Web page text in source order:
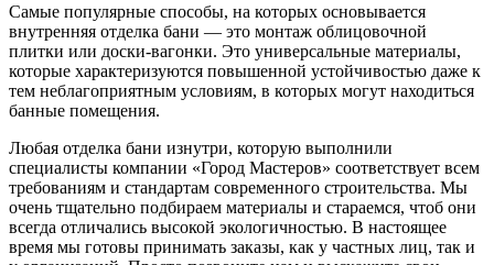
Самые популярные способы, на которых основывается
внутренняя отделка бани — это монтаж облицовочной
плитки или доски-вагонки. Это универсальные материалы,
которые характеризуются повышенной устойчивостью даже к
тем неблагоприятным условиям, в которых могут находиться
банные помещения.
Любая отделка бани изнутри, которую выполнили
специалисты компании «Город Мастеров» соответствует всем
требованиям и стандартам современного строительства. Мы
очень тщательно подбираем материалы и стараемся, чтоб они
всегда отличались высокой экологичностью. В настоящее
время мы готовы принимать заказы, как у частных лиц, так и